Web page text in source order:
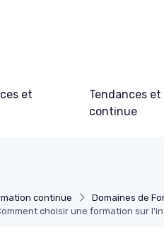
et
Tendances
continue
continue Domaines de
choisir une formation sur